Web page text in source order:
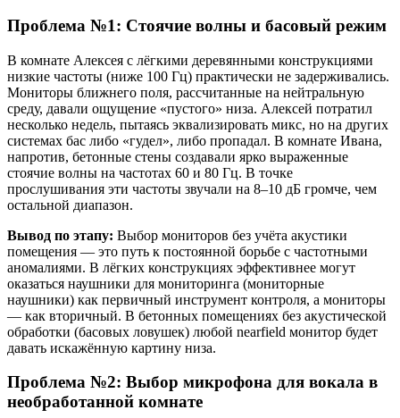
Проблема №1: Стоячие волны и басовый режим
В комнате Алексея с лёгкими деревянными конструкциями
низкие частоты (ниже 100 Гц) практически не задерживались.
Мониторы ближнего поля, рассчитанные на нейтральную
среду, давали ощущение «пустого» низа. Алексей потратил
несколько недель, пытаясь эквализировать микс, но на других
системах бас либо «гудел», либо пропадал. В комнате Ивана,
напротив, бетонные стены создавали ярко выраженные
стоячие волны на частотах 60 и 80 Гц. В точке
прослушивания эти частоты звучали на 8–10 дБ громче, чем
остальной диапазон.
Вывод по этапу: Выбор мониторов без учёта акустики
помещения — это путь к постоянной борьбе с частотными
аномалиями. В лёгких конструкциях эффективнее могут
оказаться наушники для мониторинга (мониторные
наушники) как первичный инструмент контроля, а мониторы
— как вторичный. В бетонных помещениях без акустической
обработки (басовых ловушек) любой nearfield монитор будет
давать искажённую картину низа.
Проблема №2: Выбор микрофона для вокала в
необработанной комнате